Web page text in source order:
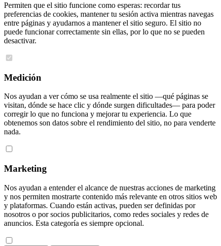
Permiten que el sitio funcione como esperas: recordar tus
preferencias de cookies, mantener tu sesión activa mientras navegas
entre páginas y ayudarnos a mantener el sitio seguro. El sitio no
puede funcionar correctamente sin ellas, por lo que no se pueden
desactivar.
Medición
Nos ayudan a ver cómo se usa realmente el sitio —qué páginas se
visitan, dónde se hace clic y dónde surgen dificultades— para poder
corregir lo que no funciona y mejorar tu experiencia. Lo que
obtenemos son datos sobre el rendimiento del sitio, no para venderte
nada.
Marketing
Nos ayudan a entender el alcance de nuestras acciones de marketing
y nos permiten mostrarte contenido más relevante en otros sitios web
y plataformas. Cuando están activas, pueden ser definidas por
nosotros o por socios publicitarios, como redes sociales y redes de
anuncios. Esta categoría es siempre opcional.